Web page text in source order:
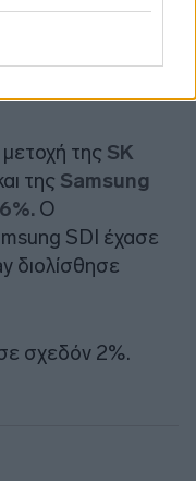
πάνω
αποδεικνύεται
της SK
της Samsung
Ο
SDI έχασε
διολίσθησε
σχεδόν 2%.